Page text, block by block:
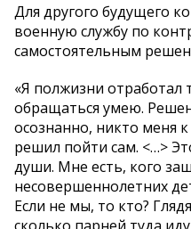
Для другого будущего
военную службу по
самостоятельным
«Я полжизни отработал
обращаться умею.
осознанно, никто меня
решил пойти сам. <…>
души. Мне есть, кого
несовершеннолетних
Если не мы, то кто?